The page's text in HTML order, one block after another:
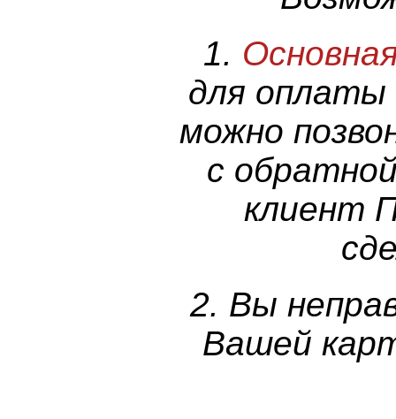
1.
для
можно
с
клиент
2. Вы
Вашей